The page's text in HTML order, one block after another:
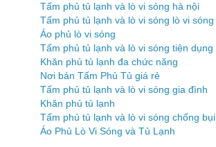
Tấm phủ tủ lạnh và lò vi sóng hà nội
Tấm phủ tủ lạnh và lò vi sóng lò vi sóng
Áo phủ lò vi sóng
Tấm phủ tủ lạnh và lò vi sóng tiện dụng
Khăn phủ tủ lạnh đa chức năng
Nơi bán Tấm Phủ Tủ giá rẻ
Tấm phủ tủ lạnh và lò vi sóng gia đình
Khăn phủ tủ lạnh
Tấm phủ tủ lạnh và lò vi sóng chống bụi
Áo Phủ Lò Vi Sóng và Tủ Lạnh